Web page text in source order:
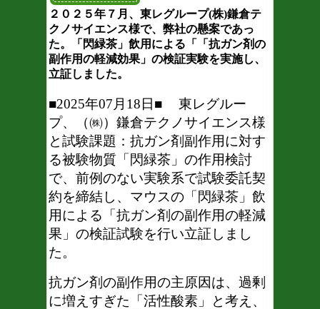
２０２５年７月、東レグループ(株)鎌倉テ
クノサイエンス様で、弊社の懸案であっ
た。「閃緑茶」飲用による「「抗ガン剤の
副作用の軽減効果」の検証実験を実施し、
立証しました。
■2025年07月18日 ■
東レグルー
プ、（㈱）鎌倉テクノサイエンス様
と試験課題 ：抗ガン剤副作用に対す
る被験物質「閃緑茶」の作用検討
で、前例のない実験系で試験委託契
約を締結し、マウスの「閃緑茶」飲
用による「抗ガン剤の副作用の軽減
果」の検証試験を行い立証しまし
た。
抗ガン剤の副作用の主原因は、過剰
に増えすぎた「活性酸素」と考え、